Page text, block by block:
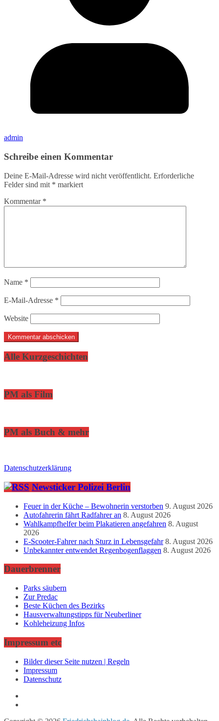
admin
Schreibe einen Kommentar
Deine E-Mail-Adresse wird nicht veröffentlicht. Erforderliche
Felder sind mit * markiert
Kommentar *
Name *
E-Mail-Adresse *
Website
Alle Kurzgeschichten
PM als Film
PM als Buch & mehr
Datenschutzerklärung
Newsticker Polizei Berlin
Feuer in der Küche – Bewohnerin verstorben 9. August 2026
Autofahrerin fährt Radfahrer an 8. August 2026
Wahlkampfhelfer beim Plakatieren angefahren 8. August
2026
E-Scooter-Fahrer nach Sturz in Lebensgefahr 8. August 2026
Unbekannter entwendet Regenbogenflaggen 8. August 2026
Dauerbrenner
Parks säubern
Zur Predac
Beste Küchen des Bezirks
Hausverwaltungstipps für Neuberliner
Kohleheizung Infos
Impressum etc
Bilder dieser Seite nutzen | Regeln
Impressum
Datenschutz